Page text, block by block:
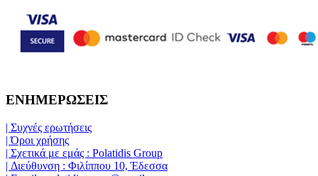
ΕΝΗΜΕΡΩΣΕΙΣ
| Συχνές ερωτήσεις
| Όροι χρήσης
| Σχετικά με εμάς : Polatidis Group
| Διεύθυνση : Φιλίππου 10, Έδεσσα